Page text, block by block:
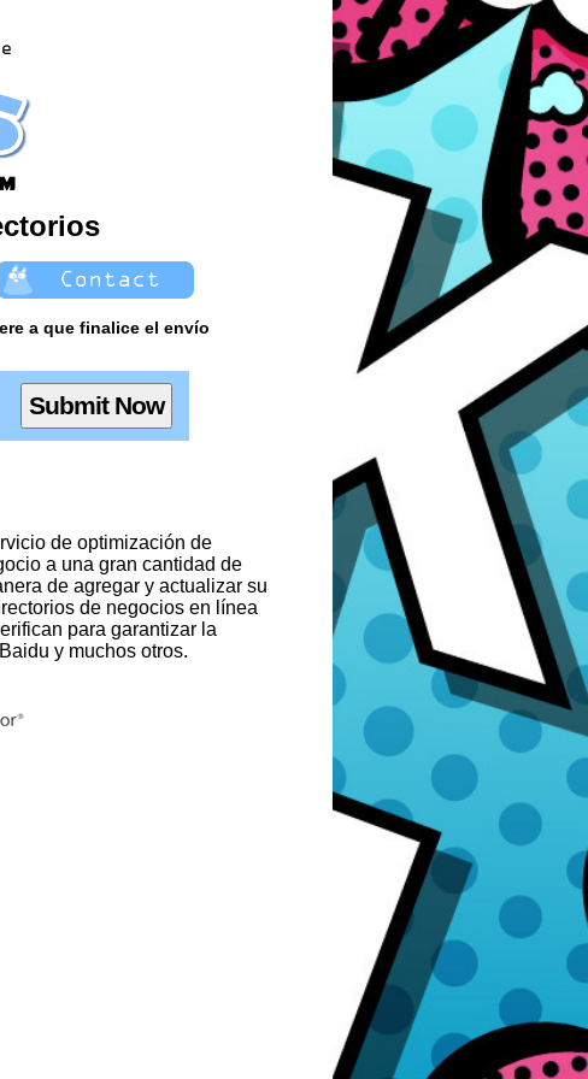
a que finalice el envío
de optimización de
a una gran cantidad de
de agregar y actualizar su
de negocios en línea
para garantizar la
y muchos otros.